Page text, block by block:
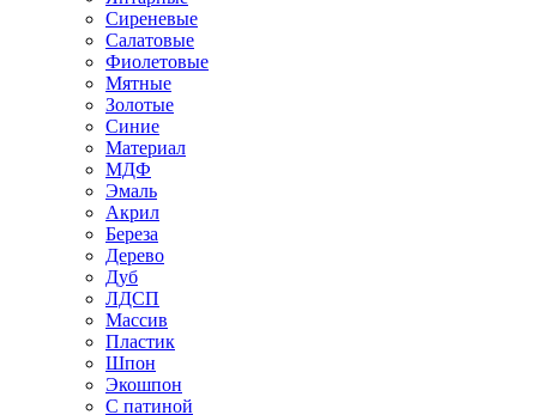
Сиреневые
Салатовые
Фиолетовые
Мятные
Золотые
Синие
Материал
МДФ
Эмаль
Акрил
Береза
Дерево
Дуб
ЛДСП
Массив
Пластик
Шпон
Экошпон
С патиной